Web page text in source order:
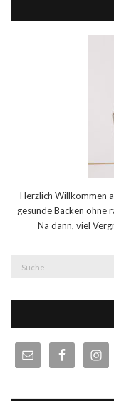
Herzlich Willkommen
gesunde Backen ohne
Na dann, viel
Suche